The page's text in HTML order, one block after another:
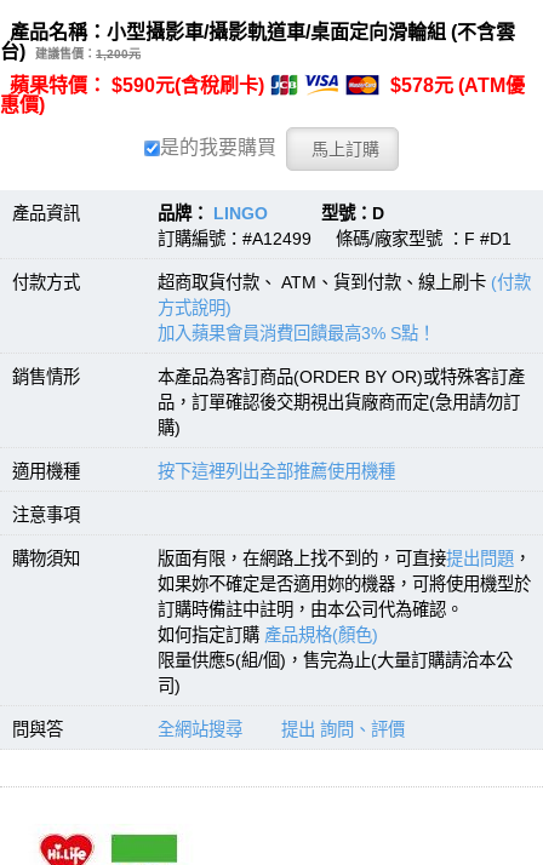
產品名稱：小型攝影車/攝影軌道車/桌面定向滑輪組 (不含雲
台)
建議售價： 1,200元
蘋果特價： $590元(含稅刷卡)
$578元 (ATM優
惠價)
是的我要購買
產品資訊 品牌： LINGO 型號：D
訂購編號：#A12499 條碼/廠家型號 ：F #D1
付款方式 超商取貨付款、 ATM、貨到付款、線上刷卡 (付款
方式說明)
加入蘋果會員消費回饋最高3% S點！
銷售情形
本產品為客訂商品(ORDER BY OR)或特殊客訂產
品，訂單確認後交期視出貨廠商而定(急用請勿訂
購)
適用機種 按下這裡列出全部推薦使用機種
注意事項
購物須知 版面有限，在網路上找不到的，可直接提出問題 ，
如果妳不確定是否適用妳的機器，可將使用機型於
訂購時備註中註明，由本公司代為確認。
如何指定訂購 產品規格(顏色)
限量供應5(組/個)，售完為止(大量訂購請洽本公
司)
問與答 全網站搜尋 提出 詢問、評價